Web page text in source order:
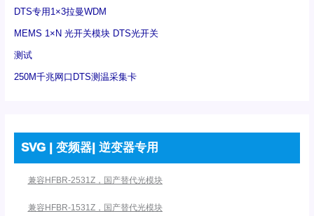
DTS专用1×3拉曼WDM
MEMS 1×N 光开关模块 DTS光开关
测试
250M千兆网口DTS测温采集卡
SVG | 变频器| 逆变器专用
兼容HFBR-2531Z，国产替代光模块
兼容HFBR-1531Z，国产替代光模块